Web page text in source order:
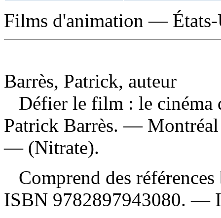
Films d'animation —
Barrès, Patrick, auteur
Défier le film : le cinéma
Patrick Barrès. —
— (Nitrate).
Comprend des
ISBN 9782897943080. —